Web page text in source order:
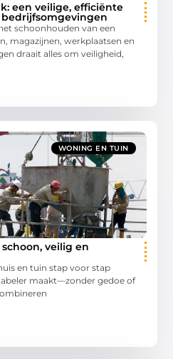
een veilige, efficiënte
schoonhouden van een
magazijnen, werkplaatsen en
draait alles om veiligheid,
WONING EN TUIN
veilig en
en tuin stap voor stap
maakt—zonder gedoe of